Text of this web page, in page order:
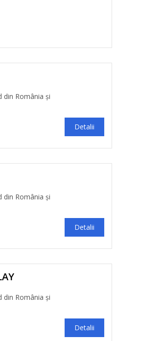
din România și
Detalii
din România și
Detalii
din România și
Detalii